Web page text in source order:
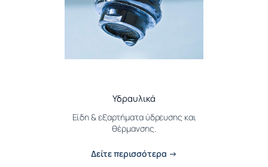
Υδραυλικά
Είδη & εξαρτήματα ύδρευσης και
θέρμανσης.
Δείτε περισσότερα →